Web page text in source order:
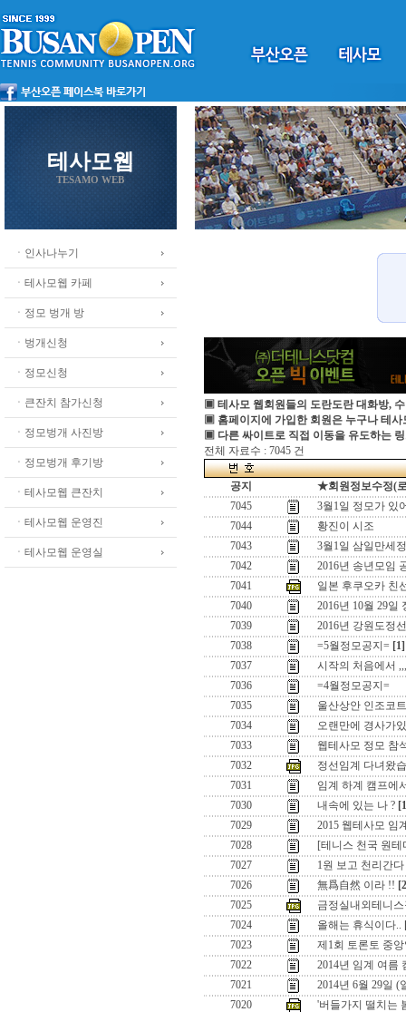
테사모웹
TESAMO WEB
ㆍ인사나누기
ㆍ테사모웹 카페
ㆍ정모 벙개 방
ㆍ벙개신청
ㆍ정모신청
ㆍ큰잔치 참가신청
ㆍ정모벙개 사진방
ㆍ정모벙개 후기방
ㆍ테사모웹 큰잔치
ㆍ테사모웹 운영진
ㆍ테사모웹 운영실
▣ 테사모 웹회원들의 도란도란 대화방,
▣ 홈페이지에 가입한 회원은 누구나 테사
▣ 다른 싸이트로 직접 이동을 유도하는
전체 자료수 : 7045 건
공지
★회원정보수정(
7045
3월1일 정모가 있
7044
황진이 시조
7043
3월1일 삼일만세
7042
2016년 송년모임
7041
일본 후쿠오카 친
7040
2016년 10월 29일
7039
2016년 강원도정
7038
=5월정모공지= [1]
7037
시작의 처음에서 ,,,
7036
=4월정모공지=
7035
울산상안 인조코
7034
오랜만에 경사가
7033
웹테사모 정모 참
7032
정선임계 다녀왔
7031
임계 하계 캠프에
7030
내속에 있는 나 ?
7029
2015 웹테사모 임
7028
[테니스 천국 원
7027
1원 보고 천리간
7026
無爲自然 이라 !!
7025
금정실내외테니
7024
올해는 휴식이다..
7023
제1회 토론토 중
7022
2014년 임계 여름
7021
2014년 6월 29일
7020
'버들가지 떨치는